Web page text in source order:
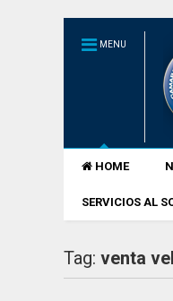
MENU
HOME
SERVICIOS AL
Tag:venta